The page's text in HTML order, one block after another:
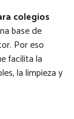
colegios
base de
Por eso
facilita la
la limpieza y